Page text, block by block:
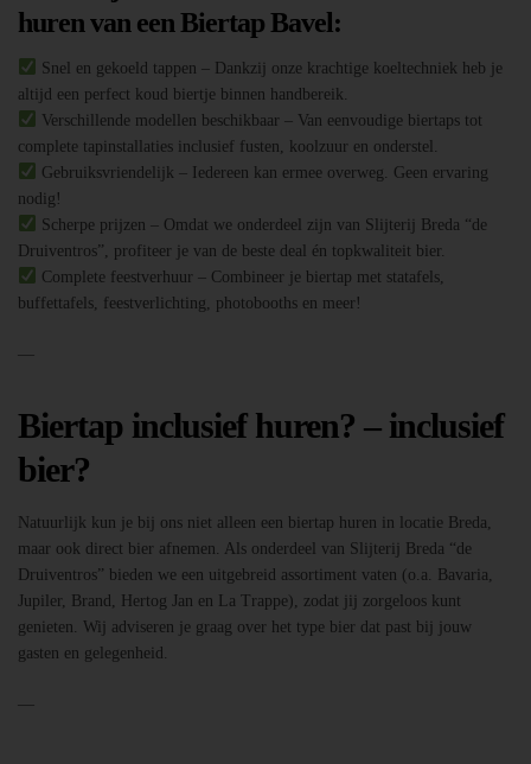
huren van een Biertap Bavel:
Snel en gekoeld tappen – Dankzij onze krachtige koeltechniek heb je
altijd een perfect koud biertje binnen handbereik.
Verschillende modellen beschikbaar – Van eenvoudige biertaps tot
complete tapinstallaties inclusief fusten, koolzuur en onderstel.
Gebruiksvriendelijk – Iedereen kan ermee overweg. Geen ervaring
nodig!
Scherpe prijzen – Omdat we onderdeel zijn van Slijterij Breda “de
Druiventros”, profiteer je van de beste deal én topkwaliteit bier.
Complete feestverhuur – Combineer je biertap met statafels,
buffettafels, feestverlichting, photobooths en meer!
—
Biertap inclusief huren? – inclusief
bier?
Natuurlijk kun je bij ons niet alleen een biertap huren in locatie Breda,
maar ook direct bier afnemen. Als onderdeel van Slijterij Breda “de
Druiventros” bieden we een uitgebreid assortiment vaten (o.a. Bavaria,
Jupiler, Brand, Hertog Jan en La Trappe), zodat jij zorgeloos kunt
genieten. Wij adviseren je graag over het type bier dat past bij jouw
gasten en gelegenheid.
—